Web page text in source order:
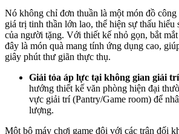
Nó không chỉ đơn thuần là một món đồ công
giá trị tinh thần lớn lao, thể hiện sự thấu hiểu
của người tặng. Với thiết kế nhỏ gọn, bắt
đây là món quà mang tính ứng dụng cao,
giây phút thư giãn thực thụ.
Giải tỏa áp lực tại không gian giải
hướng thiết kế văn phòng hiện đại
vực giải trí (Pantry/Game room) để
lượng.
Một bộ máy chơi game đôi với các trận đối